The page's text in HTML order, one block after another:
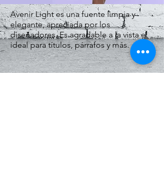
Avenir Light es una fuente limpia y
elegante, apreciada por los
diseñadores. Es agradable a la vista e
ideal para títulos, párrafos y más.